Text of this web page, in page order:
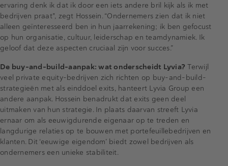
ervaring denk ik dat ik door een iets andere bril kijk als ik met
bedrijven praat", zegt Hossein. “Ondernemers zien dat ik niet
alleen geïnteresseerd ben in hun jaarrekening; ik ben gefocust
op hun organisatie, cultuur, leiderschap en teamdynamiek. Ik
geloof dat deze aspecten cruciaal zijn voor succes.”
De buy-and-build-aanpak: wat onderscheidt Lyvia? Terwijl
veel private equity-bedrijven zich richten op buy-and-build-
strategieën met als einddoel exits, hanteert Lyvia Group een
andere aanpak. Hossein benadrukt dat exits geen deel
uitmaken van hun strategie. In plaats daarvan streeft Lyvia
ernaar om als eeuwigdurende eigenaar op te treden en
langdurige relaties op te bouwen met portefeuillebedrijven en
klanten. Dit ‘eeuwige eigendom’ biedt zowel bedrijven als
ondernemers een unieke stabiliteit.